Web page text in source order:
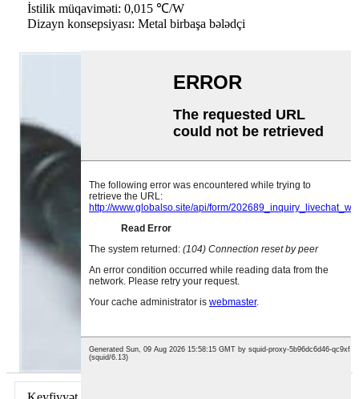
İstilik müqaviməti: 0,015 ℃/W
Dizayn konsepsiyası: Metal birbaşa bələdçi